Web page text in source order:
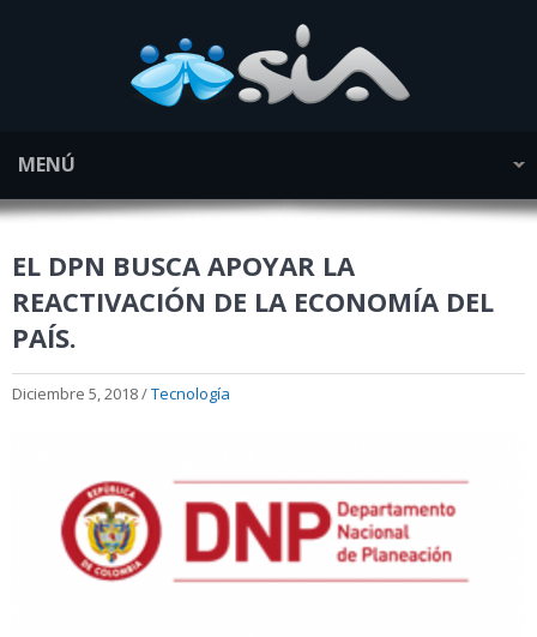
MENÚ
EL DPN BUSCA APOYAR LA
REACTIVACIÓN DE LA ECONOMÍA DEL
PAÍS.
Diciembre 5, 2018 /Tecnología